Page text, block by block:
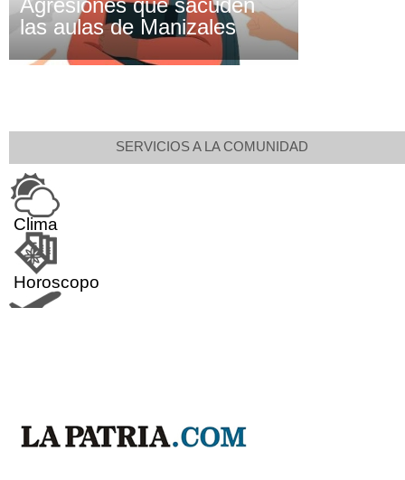
las aulas de Manizales
SERVICIOS A LA COMUNIDAD
Clima
Horoscopo